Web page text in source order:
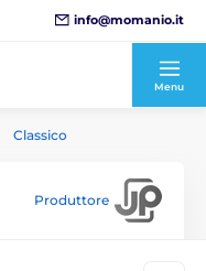
info@momanio.it
Menu
Classico
Produttore